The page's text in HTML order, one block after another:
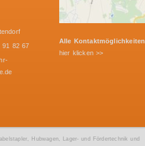
91 82 67
Alle Kontaktmöglichkeiten
hier klicken >>
Hubwagen, Lager- und Fördertechnik und